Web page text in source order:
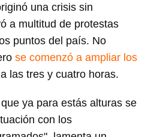
una crisis sin
a multitud de protestas
puntos del país. No
se comenzó a ampliar los
las tres y cuatro horas.
ya para estás alturas se
con los